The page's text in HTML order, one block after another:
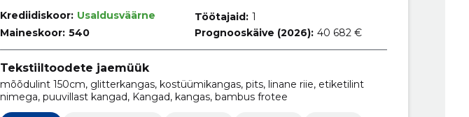
Krediidiskoor: Usaldusväärne
Maineskoor: 540
Töötajaid: 1
Prognooskäive (2026): 40 682 €
Tekstiiltoodete jaemüük
mõõdulint 150cm, glitterkangas, kostüümikangas, pits, linane riie, etiketilint
nimega, puuvillast kangad, Kangad, kangas, bambus frotee